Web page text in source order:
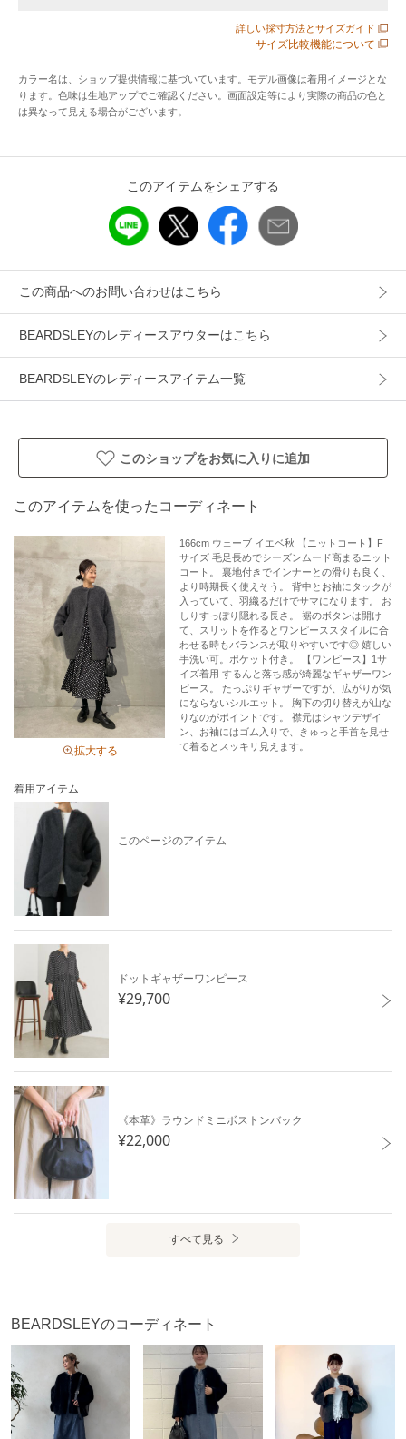
■素材・洗濯表示
表側：毛（フォックス）90％ カシミヤ10％
洗濯表示：手洗い可
お取り扱い下さい。
----------------------------------
光沢：なし
裏地：あり
ポケット：あり
ファスナー：なし（スナップボタン仕様）
----------------------------------
《お取り扱い上のご注意》
・タンブル乾燥不可
《予約商品について》
・サンプルの為、素材情報、洗濯表示については企画段階の
情報を記載しております。公的機関での試験データ結果を受
け、量産にあたり混率や洗濯方法の変更が発生する場合がご
・サンプルでの撮影、計測をしております。商品の仕様が一
部変更になる場合がございます。
・撮影サンプル品はブランドタグがついておりません。製品
にはタグがつきますので、製品の表に縫い糸が見える場合が
ございます。
・工場の生産の都合上、納期が変更になる場合がございま
す。検品や輸送の関係で、発送日が前後しますのでご了承く
より遅れる場合もございます。
・店頭に陳列していた商品も含まれる場合がございます。
《商品画像について》
ご覧頂いている商品の写真につきましては、できるだけ実物
の色に近くなるように努めておりますが お使いの環境（モニ
ター、ブラウザ等）の違いにより、色の見え方が実物と若干
異なる場合がございます。 予めご了承ください。
《ハートをタップして商品のお気に入り登録》
【ハートをタップ】登録カラーの商品の「残りわずか」「再
入荷」「値下げ」通知を受け取ることができます。
【各ショップアプリにてブランドフォロー】 新商品などの入
荷情報、最新のニュースやお得な情報を受け取ることができ
（税込5,000円以上ご購入で送料無料）
商品コード BEZ1062308A0001
性別タイプ レディース
カテゴリ アウター その他アウター
詳しい採寸方法とサイズガイド
サイズ比較機能について
カラー名は、ショップ提供情報に基づいています。モデル画像は着用イメージとな
ります。色味は生地アップでご確認ください。画面設定等により実際の商品の色と
は異なって見える場合がございます。
このアイテムをシェアする
この商品へのお問い合わせはこちら
BEARDSLEYのレディースアウターはこちら
BEARDSLEYのレディースアイテム一覧
このショップをお気に入りに追加
このアイテムを使ったコーディネート
拡大する
166cm ウェーブ イエベ秋 【ニットコート】F
サイズ 毛足長めでシーズンムード高まるニット
コート。 裏地付きでインナーとの滑りも良く、
より時期長く使えそう。 背中とお袖にタックが
入っていて、羽織るだけでサマになります。 お
しりすっぽり隠れる長さ。 裾のボタンは開け
て、スリットを作るとワンピーススタイルに合
わせる時もバランスが取りやすいです◎ 嬉しい
手洗い可。ポケット付き。 【ワンピース】1サ
イズ着用 するんと落ち感が綺麗なギャザーワン
ピース。 たっぷりギャザーですが、広がりが気
にならないシルエット。 胸下の切り替えが山な
りなのがポイントです。 襟元はシャツデザイ
ン、お袖にはゴム入りで、きゅっと手首を見せ
て着るとスッキリ見えます。
着用アイテム
このページのアイテム
ドットギャザーワンピース
¥29,700
《本革》ラウンドミニボストンバック
¥22,000
すべて見る
BEARDSLEYのコーディネート